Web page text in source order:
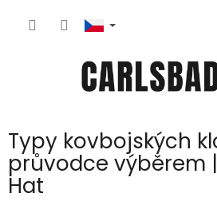
Typy kovbojských
průvodce výběrem
Hat